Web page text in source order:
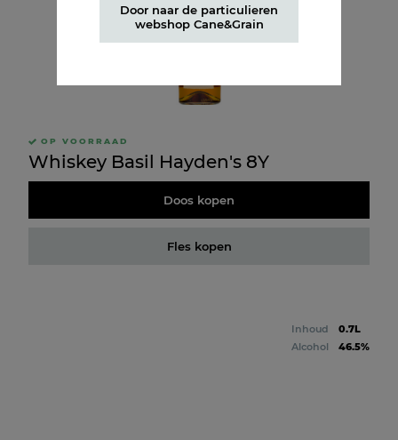
OP VOORRAAD
Whiskey Basil Hayden's 8Y
Doos kopen
Fles kopen
Inhoud
0.7L
Alcohol
46.5%
Door naar de particulieren
webshop Cane&Grain